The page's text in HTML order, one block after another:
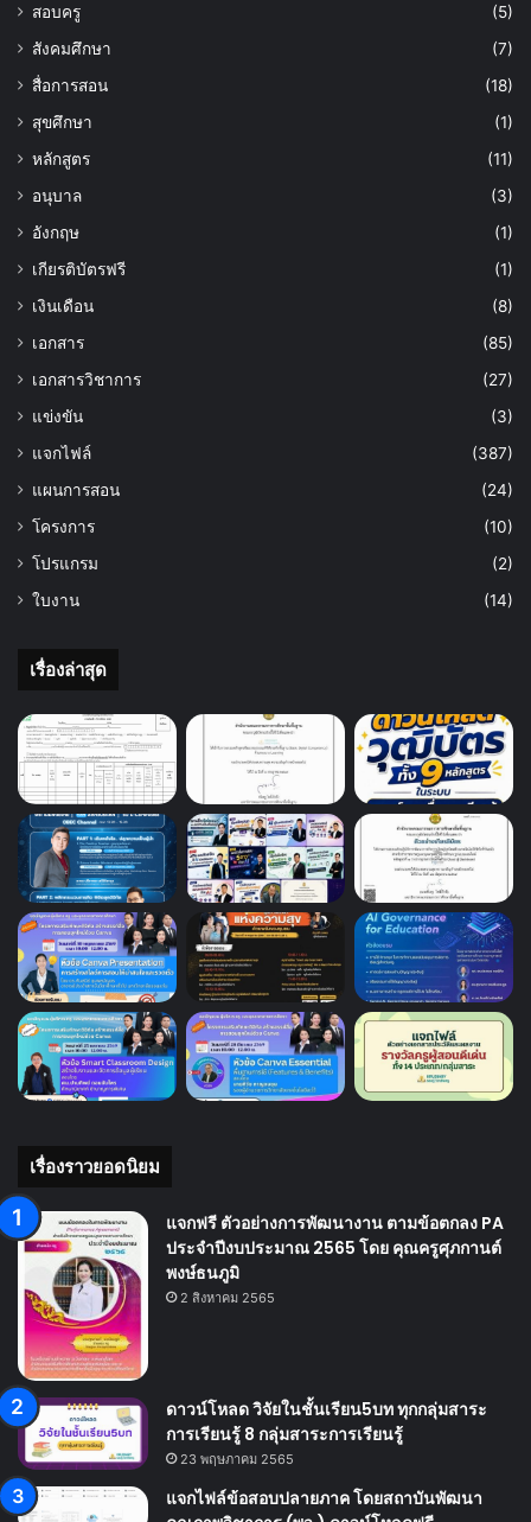
สอบครู
(5)
สังคมศึกษา
(7)
สื่อการสอน
(18)
สุขศึกษา
(1)
หลักสูตร
(11)
อนุบาล
(3)
อังกฤษ
(1)
เกียรติบัตรฟรี
(1)
เงินเดือน
(8)
เอกสาร
(85)
เอกสารวิชาการ
(27)
แข่งขัน
(3)
แจกไฟล์
(387)
แผนการสอน
(24)
โครงการ
(10)
โปรแกรม
(2)
ใบงาน
(14)
เรื่องล่าสุด
เรื่องราวยอดนิยม
แจกฟรี ตัวอย่างการพัฒนางาน ตามข้อตกลง PA
ประจำปีงบประมาณ 2565 โดย คุณครูศุภกานต์
พงษ์ธนภูมิ
2 สิงหาคม 2565
ดาวน์โหลด วิจัยในชั้นเรียน5บท ทุกกลุ่มสาระ
การเรียนรู้ 8 กลุ่มสาระการเรียนรู้
23 พฤษภาคม 2565
แจกไฟล์ข้อสอบปลายภาค โดยสถาบันพัฒนา